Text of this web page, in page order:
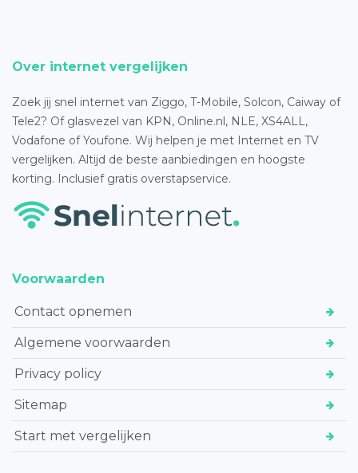
Over internet vergelijken
Zoek jij snel internet van Ziggo, T-Mobile, Solcon, Caiway of
Tele2? Of glasvezel van KPN, Online.nl, NLE, XS4ALL,
Vodafone of Youfone. Wij helpen je met Internet en TV
vergelijken. Altijd de beste aanbiedingen en hoogste
korting. Inclusief gratis overstapservice.
Voorwaarden
Contact opnemen
Algemene voorwaarden
Privacy policy
Sitemap
Start met vergelijken